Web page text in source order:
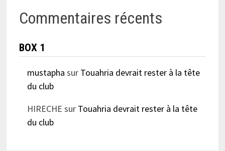
Commentaires récents
BOX 1
mustapha sur Touahria devrait rester à la tête
du club
HIRECHE sur Touahria devrait rester à la tête
du club